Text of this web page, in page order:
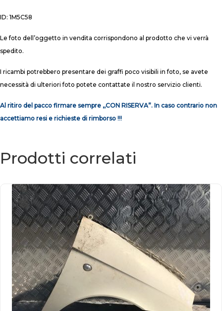
ID: 1M5C58
Le foto dell’oggetto in vendita corrispondono al prodotto che vi verrà
spedito.
I ricambi potrebbero presentare dei graffi poco visibili in foto, se avete
necessità di ulteriori foto potete contattate il nostro servizio clienti.
Al ritiro del pacco firmare sempre ,,CON RISERVA”. In caso contrario non
accettiamo resi e richieste di rimborso !!!
Prodotti correlati